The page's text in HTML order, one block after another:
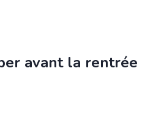
avant la rentrée